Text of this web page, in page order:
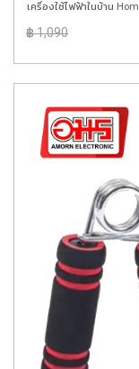
เครื่องใช้ไฟฟ้าในบ้าน
฿ 1,090